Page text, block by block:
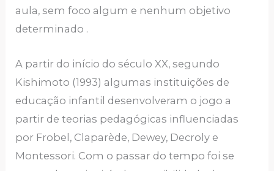
aula, sem foco algum e nenhum objetivo
determinado .
A partir do início do século XX, segundo
Kishimoto (1993) algumas instituições de
educação infantil desenvolveram o jogo a
partir de teorias pedagógicas influenciadas
por Frobel, Claparède, Dewey, Decroly e
Montessori. Com o passar do tempo foi se